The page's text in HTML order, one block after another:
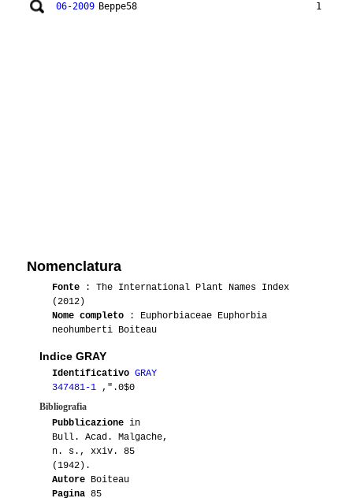
06-2009 Beppe58 1
Nomenclatura
Fonte : The International Plant Names Index
(2012)
Nome completo : Euphorbiaceae Euphorbia
neohumberti Boiteau
Indice GRAY
Identificativo GRAY
347481-1 ,".0$0
Bibliografia
Pubblicazione in
Bull. Acad. Malgache,
n. s., xxiv. 85
(1942).
Autore Boiteau
Pagina 85